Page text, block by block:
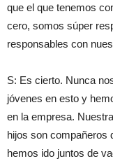
que el que tenemos
cero, somos súper
responsables con
S: Es cierto. Nunca
jóvenes en esto y
en la empresa.
hijos son compañeros
hemos ido juntos de